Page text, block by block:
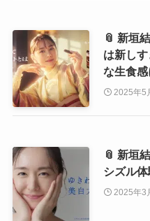
📎 新垣
は新し
な生食感
2025年5
📎 新垣
シズル
2025年3